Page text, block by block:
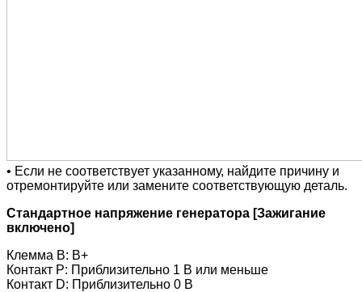
• Если не соответствует указанному, найдите причину и
отремонтируйте или замените соответствующую деталь.
Стандартное напряжение генератора [Зажигание
включено]
Клемма B: B+
Контакт P: Приблизительно 1 В или меньше
Контакт D: Приблизительно 0 В